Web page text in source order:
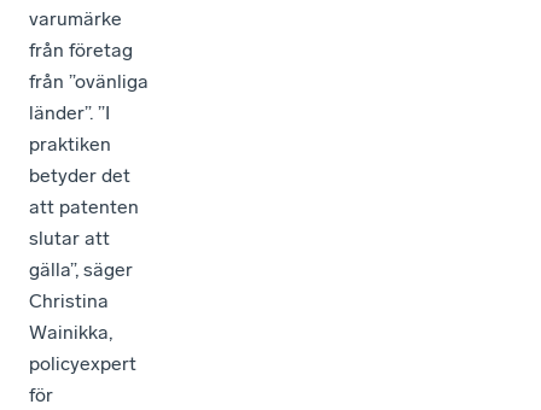
varumärke
från företag
från ”ovänliga
länder”. ”I
praktiken
betyder det
att patenten
slutar att
gälla”, säger
Christina
Wainikka,
policyexpert
för